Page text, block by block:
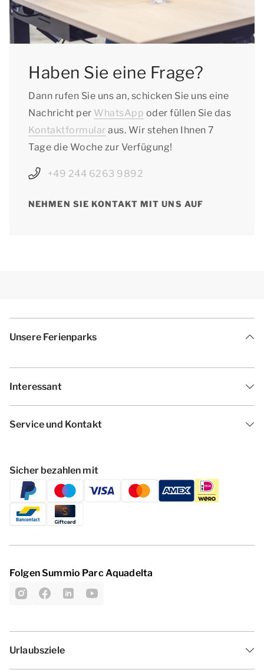
Haben Sie eine Frage?
Dann rufen Sie uns an, schicken Sie uns eine
Nachricht per WhatsApp oder füllen Sie das
Kontaktformular aus. Wir stehen Ihnen 7
Tage die Woche zur Verfügung!
+49 244 6263 9892
NEHMEN SIE KONTAKT MIT UNS AUF
Unsere Ferienparks
Interessant
Service und Kontakt
Sicher bezahlen mit
Folgen Summio Parc Aquadelta
Urlaubsziele